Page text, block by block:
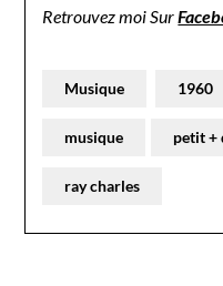
Retrouvez moi Sur
Musique 1960
musique petit +
ray charles